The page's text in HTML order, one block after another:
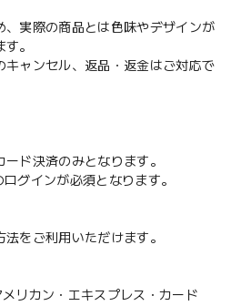
、実際の商品とは色味やデザインが
。
キャンセル、返品・返金はご対応で
ド決済のみとなります。
グインが必須となります。
をご利用いただけます。
カン・エキスプレス・カード